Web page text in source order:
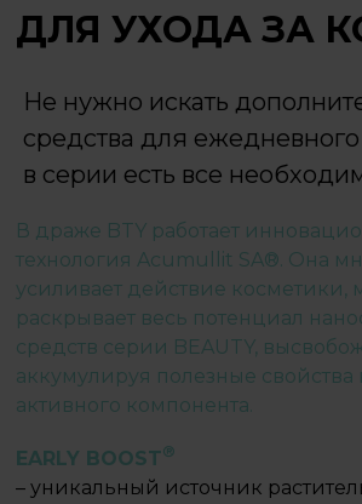
ДЛЯ УХОДА ЗА
Не нужно искать
средства для ежедневного
в серии есть все
В драже BTY работает
технология Acumullit SA®. Она
усиливает действие косметики,
раскрывает весь потенциал
средств серии BEAUTY,
аккумулируя полезные свойства
активного компонента.
EARLY BOOST®
– уникальный источник